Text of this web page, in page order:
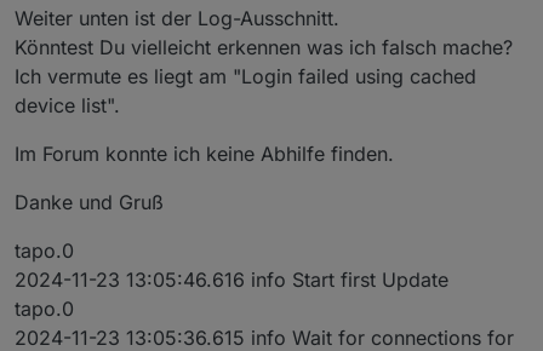
Weiter unten ist der Log-Ausschnitt.
Könntest Du vielleicht erkennen was ich falsch mache?
Ich vermute es liegt am "Login failed using cached
device list".
Im Forum konnte ich keine Abhilfe finden.
Danke und Gruß
tapo.0
2024-11-23 13:05:46.616 info Start first Update
tapo.0
2024-11-23 13:05:36.615 info Wait for connections for